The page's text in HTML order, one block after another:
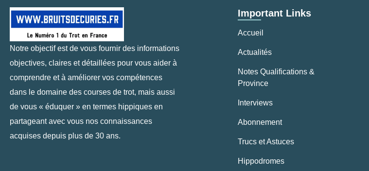
Notre objectif est de vous fournir des informations
objectives, claires et détaillées pour vous aider à
comprendre et à améliorer vos compétences
dans le domaine des courses de trot, mais aussi
de vous « éduquer » en termes hippiques en
partageant avec vous nos connaissances
acquises depuis plus de 30 ans.
Important Links
Accueil
Actualités
Notes Qualifications &
Province
Interviews
Abonnement
Trucs et Astuces
Hippodromes